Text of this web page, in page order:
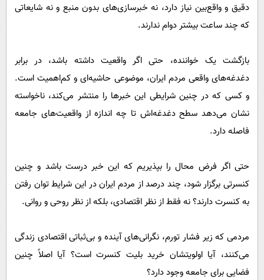
دقیق و واقع‌بین نیاز دارد، نه خبرسازی‌های بدون منبع و نه شایعاتی
که چند ساعت بیشتر دوام ندارند.
بازگشت یک خواننده، حتی اگر واقعیت داشته باشد، در برابر
دغدغه‌های واقعی مردم ایران، موضوعی حاشیه‌ای و کم‌اهمیت است.
و کسی که در چنین شرایطی این خبرها را منتشر می‌کند، ناخواسته
نشان می‌دهد سطح دغدغه‌اش تا چه اندازه از واقعیت‌های جامعه
فاصله دارد.
حتی اگر فرض محال را بپذیریم که این خبر درست باشد و چنین
کنسرتی برگزار شود، چند درصد از مردم ایران در این شرایط توان رفتن
به کنسرت دارند؟ نه فقط از نظر اقتصادی، بلکه از نظر روحی و روانی.
مردمی که زیر فشار تورم، نگرانی‌های آینده و بی‌ثباتی اقتصادی زندگی
می‌کنند، آیا اولویتشان خرید بلیت کنسرت است؟ آیا اصلاً چنین
فضایی برای جامعه وجود دارد؟